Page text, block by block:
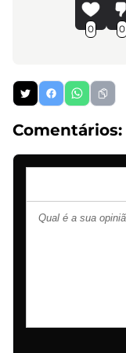
0 0
Comentários: